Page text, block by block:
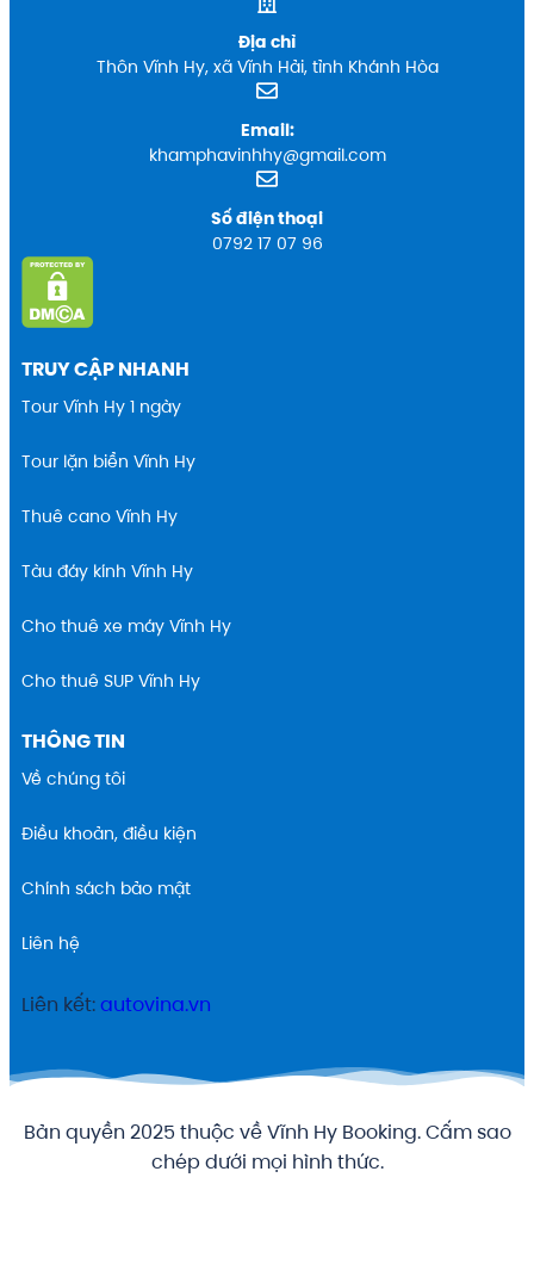
Địa chỉ
Thôn Vĩnh Hy, xã Vĩnh Hải, tỉnh Khánh Hòa
Email:
khamphavinhhy@gmail.com
Số điện thoại
0792 17 07 96
TRUY CẬP NHANH
Tour Vĩnh Hy 1 ngày
Tour lặn biển Vĩnh Hy
Thuê cano Vĩnh Hy
Tàu đáy kính Vĩnh Hy
Cho thuê xe máy Vĩnh Hy
Cho thuê SUP Vĩnh Hy
THÔNG TIN
Về chúng tôi
Điều khoản, điều kiện
Chính sách bảo mật
Liên hệ
Liên kết:autovina.vn
Bản quyền 2025 thuộc về Vĩnh Hy Booking. Cấm sao
chép dưới mọi hình thức.